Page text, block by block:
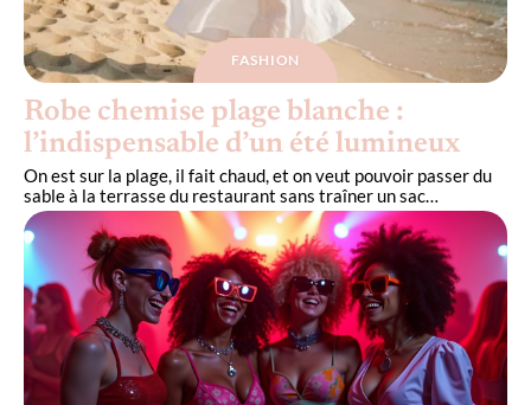
FASHION
Robe chemise plage blanche :
l’indispensable d’un été lumineux
On est sur la plage, il fait chaud, et on veut pouvoir passer du
sable à la terrasse du restaurant sans traîner un sac…